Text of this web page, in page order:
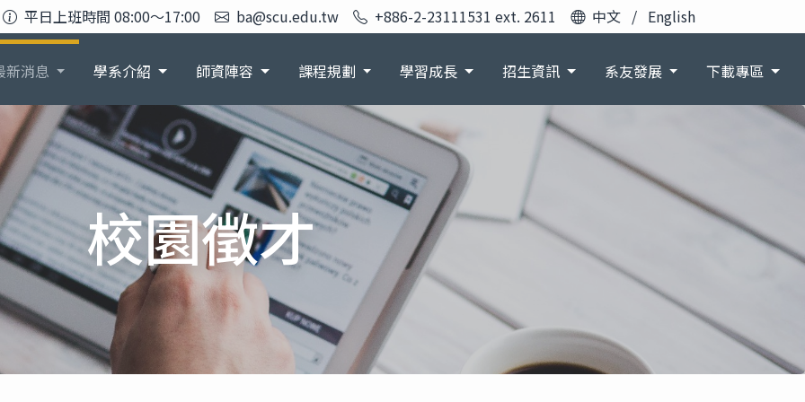
平日上班時間 08:00～17:00 ba@scu.edu.tw +886-2-23111531 ext. 2611 中文 / English
新消息 學系介紹 師資陣容 課程規劃 學習成長 招生資訊 系友發展 下載專區
校園徵才